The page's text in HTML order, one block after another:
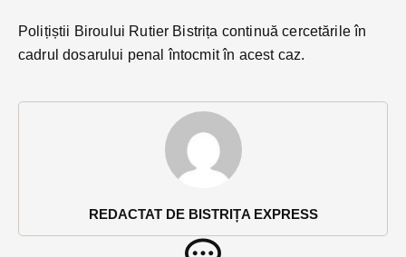
REDACTAT DE BISTRIȚA EXPRESS
Polițiștii Biroului Rutier Bistrița continuă cercetările în
cadrul dosarului penal întocmit în acest caz.